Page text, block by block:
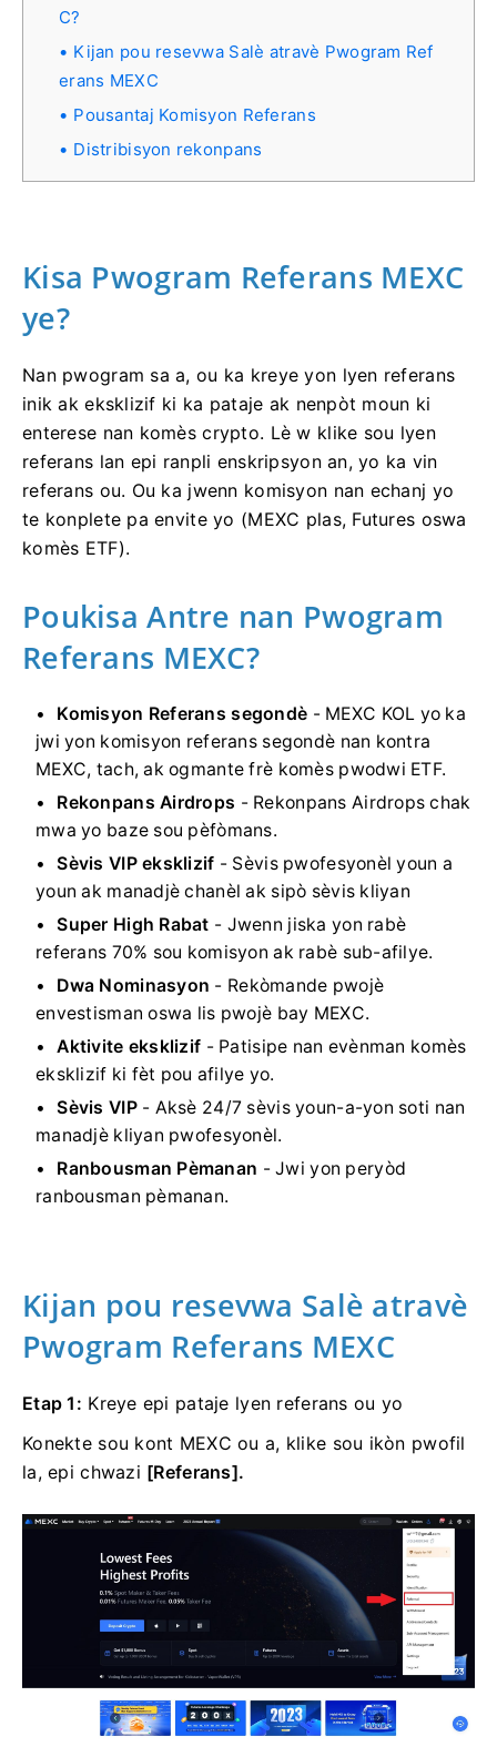
C?
Kijan pou resevwa Salè atravè Pwogram Ref
erans MEXC
Pousantaj Komisyon Referans
Distribisyon rekonpans
Kisa Pwogram Referans MEXC
ye?
Nan pwogram sa a, ou ka kreye yon lyen referans
inik ak eksklizif ki ka pataje ak nenpòt moun ki
enterese nan komès crypto. Lè w klike sou lyen
referans lan epi ranpli enskripsyon an, yo ka vin
referans ou. Ou ka jwenn komisyon nan echanj yo
te konplete pa envite yo (MEXC plas, Futures oswa
komès ETF).
Poukisa Antre nan Pwogram
Referans MEXC?
Komisyon Referans segondè - MEXC KOL yo ka
jwi yon komisyon referans segondè nan kontra
MEXC, tach, ak ogmante frè komès pwodwi ETF.
Rekonpans Airdrops - Rekonpans Airdrops chak
mwa yo baze sou pèfòmans.
Sèvis VIP eksklizif - Sèvis pwofesyonèl youn a
youn ak manadjè chanèl ak sipò sèvis kliyan
Super High Rabat - Jwenn jiska yon rabè
referans 70% sou komisyon ak rabè sub-afilye.
Dwa Nominasyon - Rekòmande pwojè
envestisman oswa lis pwojè bay MEXC.
Aktivite eksklizif - Patisipe nan evènman komès
eksklizif ki fèt pou afilye yo.
Sèvis VIP- Aksè 24/7 sèvis youn-a-yon soti nan
manadjè kliyan pwofesyonèl.
Ranbousman Pèmanan - Jwi yon peryòd
ranbousman pèmanan.
Kijan pou resevwa Salè atravè
Pwogram Referans MEXC
Etap 1: Kreye epi pataje lyen referans ou yo
Konekte sou kont MEXC ou a, klike sou ikòn pwofil
la, epi chwazi [Referans].